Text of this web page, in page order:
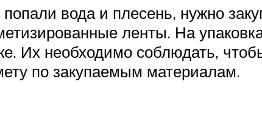
вода и плесень, нужно
ленты. На
Их необходимо соблюдать,
по закупаемым материалам.